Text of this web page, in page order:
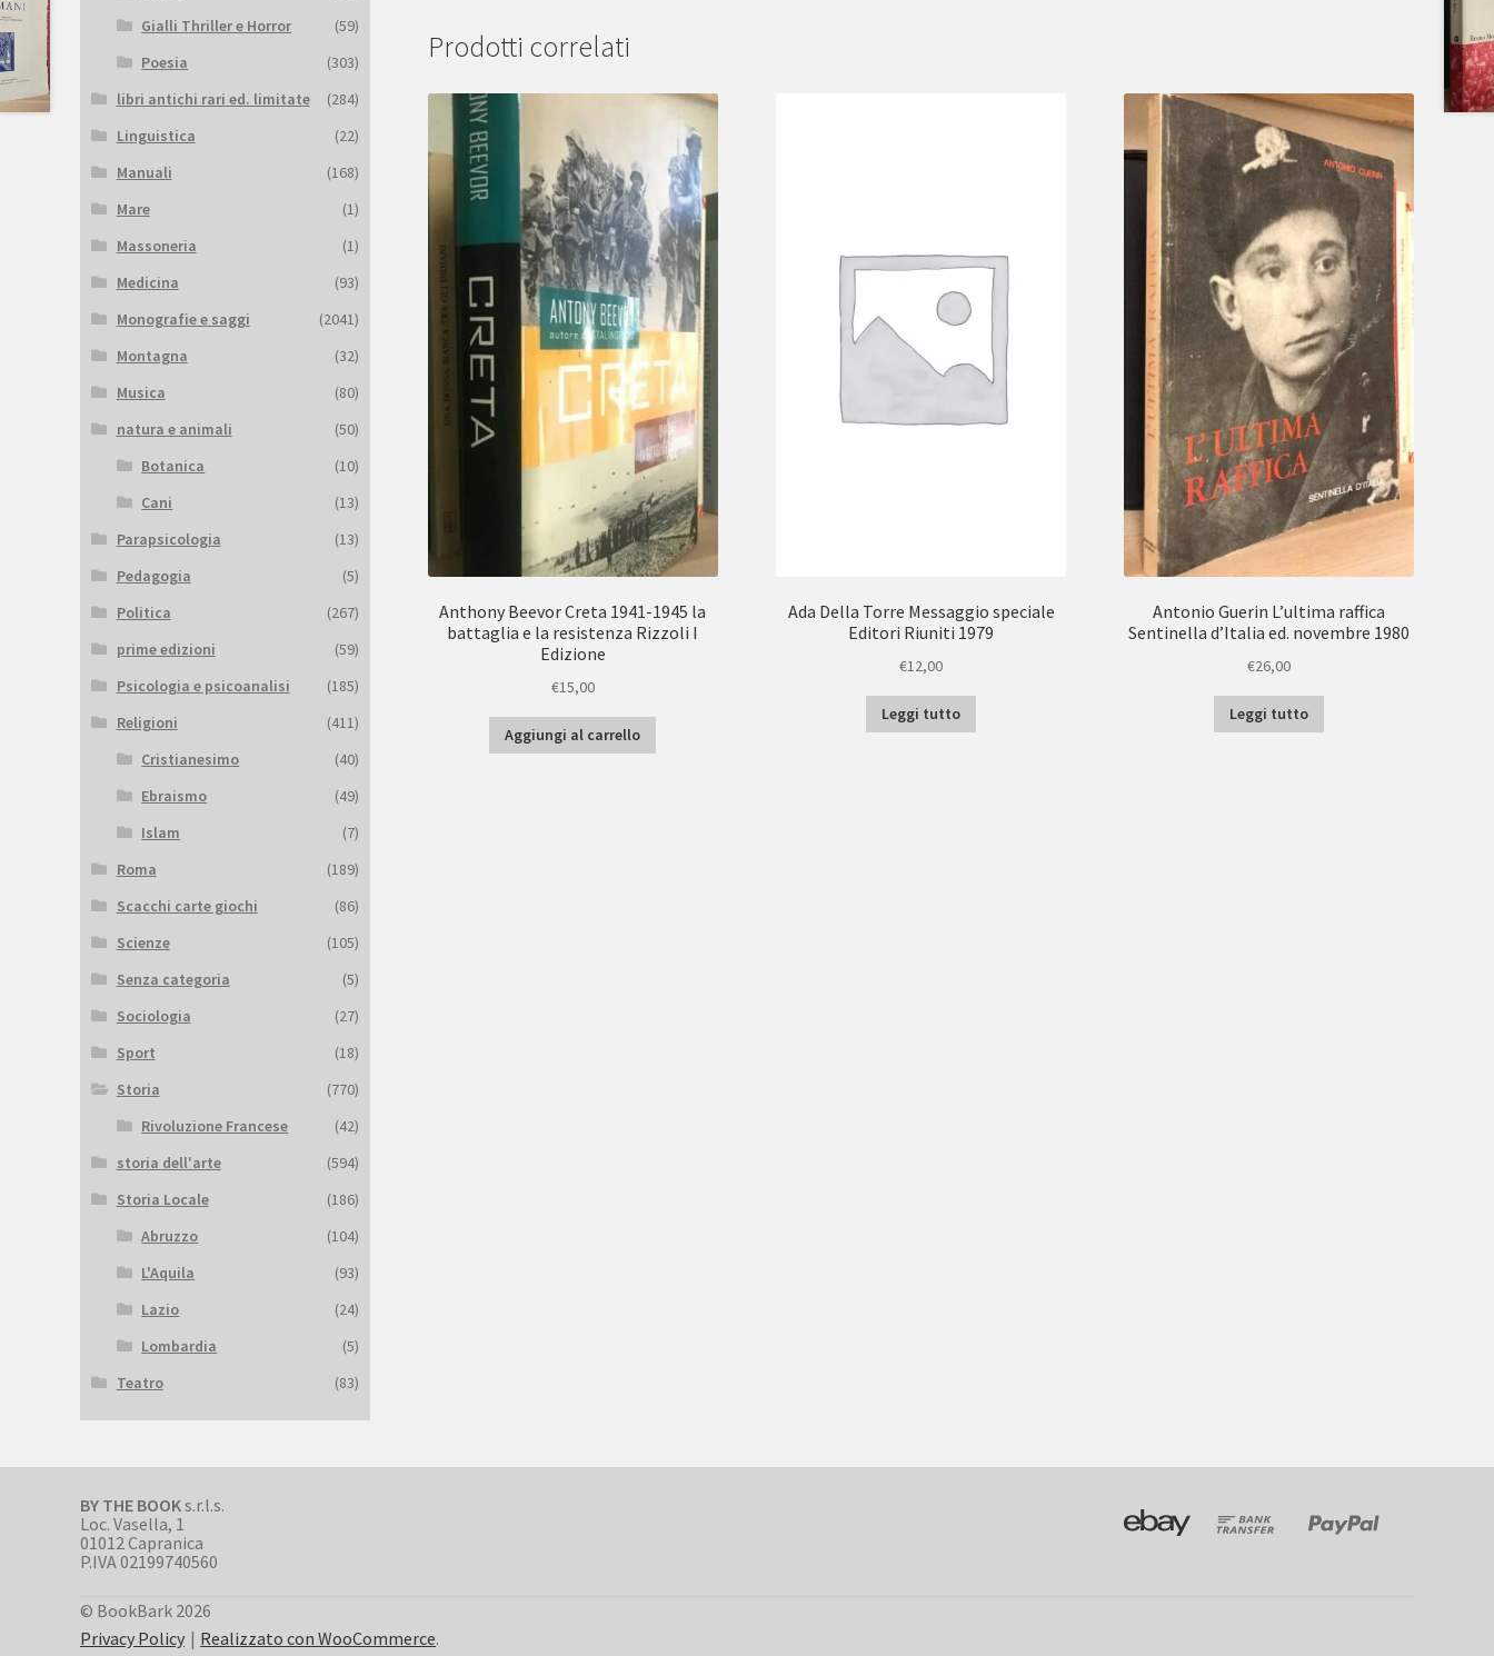
Prodotti correlati
Anthony Beevor Creta 1941-1945 la
battaglia e la resistenza Rizzoli I
Edizione
€15,00
Aggiungi al carrello
Ada Della Torre Messaggio speciale
Editori Riuniti 1979
€12,00
Leggi tutto
Antonio Guerin L’ultima raffica
Sentinella d’Italia ed. novembre 1980
€26,00
Leggi tutto
Gialli Thriller e Horror
(59)
Poesia
(303)
libri antichi rari ed. limitate
(284)
Linguistica
(22)
Manuali
(168)
Mare
(1)
Massoneria
(1)
Medicina
(93)
Monografie e saggi
(2041)
Montagna
(32)
Musica
(80)
natura e animali
(50)
Botanica
(10)
Cani
(13)
Parapsicologia
(13)
Pedagogia
(5)
Politica
(267)
prime edizioni
(59)
Psicologia e psicoanalisi
(185)
Religioni
(411)
Cristianesimo
(40)
Ebraismo
(49)
Islam
(7)
Roma
(189)
Scacchi carte giochi
(86)
Scienze
(105)
Senza categoria
(5)
Sociologia
(27)
Sport
(18)
Storia
(770)
Rivoluzione Francese
(42)
storia dell'arte
(594)
Storia Locale
(186)
Abruzzo
(104)
L'Aquila
(93)
Lazio
(24)
Lombardia
(5)
Teatro
(83)
BY THE BOOKs.r.l.s.
Loc. Vasella, 1
01012 Capranica
P.IVA 02199740560
© BookBark 2026
Privacy Policy
Realizzato con WooCommerce.